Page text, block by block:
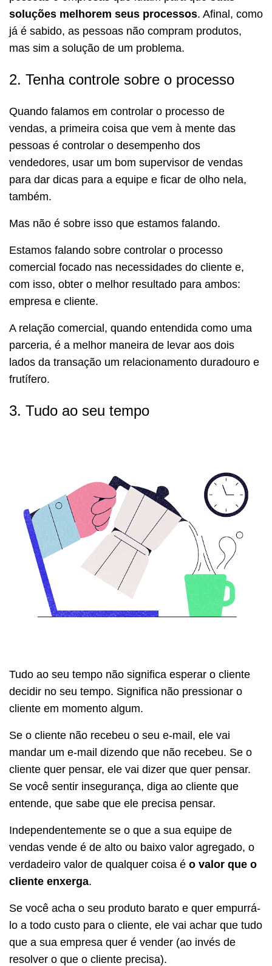
soluções melhorem seus processos. Afinal, como
já é sabido, as pessoas não compram produtos,
mas sim a solução de um problema.
2. Tenha controle sobre o processo
Quando falamos em controlar o processo de
vendas, a primeira coisa que vem à mente das
pessoas é controlar o desempenho dos
vendedores, usar um bom supervisor de vendas
para dar dicas para a equipe e ficar de olho nela,
também.
Mas não é sobre isso que estamos falando.
Estamos falando sobre controlar o processo
comercial focado nas necessidades do cliente e,
com isso, obter o melhor resultado para ambos:
empresa e cliente.
A relação comercial, quando entendida como uma
parceria, é a melhor maneira de levar aos dois
lados da transação um relacionamento duradouro e
frutífero.
3. Tudo ao seu tempo
Tudo ao seu tempo não significa esperar o cliente
decidir no seu tempo. Significa não pressionar o
cliente em momento algum.
Se o cliente não recebeu o seu e-mail, ele vai
mandar um e-mail dizendo que não recebeu. Se o
cliente quer pensar, ele vai dizer que quer pensar.
Se você sentir insegurança, diga ao cliente que
entende, que sabe que ele precisa pensar.
Independentemente se o que a sua equipe de
vendas vende é de alto ou baixo valor agregado, o
verdadeiro valor de qualquer coisa é o valor que o
cliente enxerga.
Se você acha o seu produto barato e quer empurrá-
lo a todo custo para o cliente, ele vai achar que tudo
que a sua empresa quer é vender (ao invés de
resolver o que o cliente precisa).